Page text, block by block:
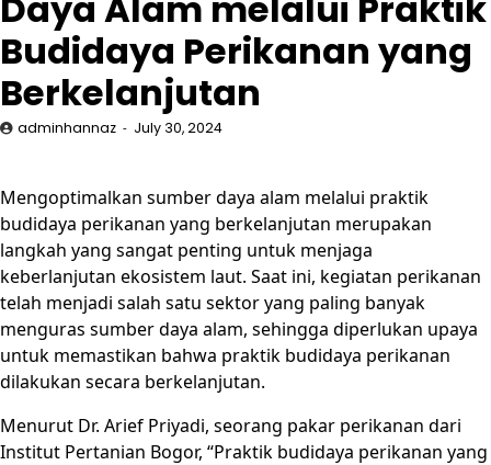
Budidaya Perikanan yang
Berkelanjutan
adminhannaz July 30, 2024
Mengoptimalkan sumber daya alam melalui praktik
budidaya perikanan yang berkelanjutan merupakan
langkah yang sangat penting untuk menjaga
keberlanjutan ekosistem laut. Saat ini, kegiatan perikanan
telah menjadi salah satu sektor yang paling banyak
menguras sumber daya alam, sehingga diperlukan upaya
untuk memastikan bahwa praktik budidaya perikanan
dilakukan secara berkelanjutan.
Menurut Dr. Arief Priyadi, seorang pakar perikanan dari
Institut Pertanian Bogor, “Praktik budidaya perikanan yang